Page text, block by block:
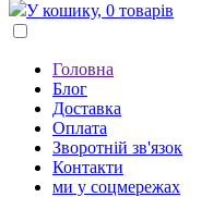
У кошику, 0 товарів
Головна
Блог
Доставка
Оплата
Зворотній зв'язок
Контакти
ми у соцмережах